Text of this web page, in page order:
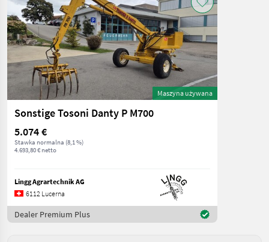
Maszyna używana
Sonstige Tosoni Danty P M700
5.074 €
Stawka normalna (8,1 %)
4.693,80 € netto
Lingg Agrartechnik AG
6112 Lucerna
Dealer Premium Plus